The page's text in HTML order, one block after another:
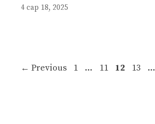
4 сар 18, 2025
← Previous Page
1 … Page
11 Page
12 Page
13 …